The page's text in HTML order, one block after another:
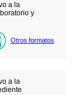
a la
y
Otros formatos
a la